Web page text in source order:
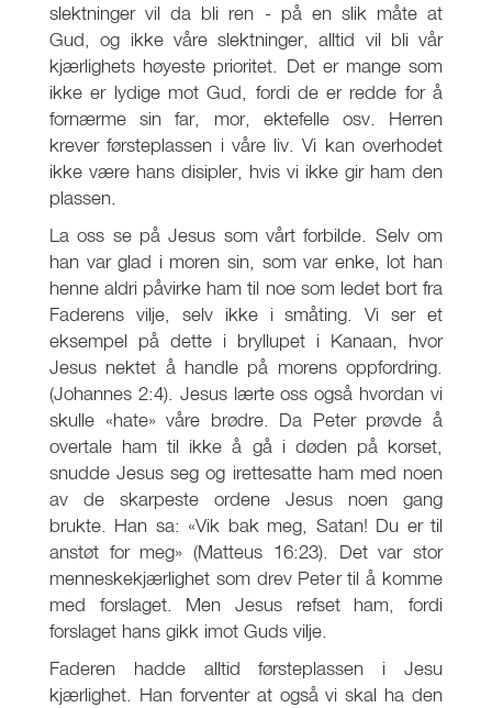
slektninger vil da bli ren - på en slik måte at
Gud, og ikke våre slektninger, alltid vil bli vår
kjærlighets høyeste prioritet. Det er mange som
ikke er lydige mot Gud, fordi de er redde for å
fornærme sin far, mor, ektefelle osv. Herren
krever førsteplassen i våre liv. Vi kan overhodet
ikke være hans disipler, hvis vi ikke gir ham den
plassen.
La oss se på Jesus som vårt forbilde. Selv om
han var glad i moren sin, som var enke, lot han
henne aldri påvirke ham til noe som ledet bort fra
Faderens vilje, selv ikke i småting. Vi ser et
eksempel på dette i bryllupet i Kanaan, hvor
Jesus nektet å handle på morens oppfordring.
(Johannes 2:4). Jesus lærte oss også hvordan vi
skulle «hate» våre brødre. Da Peter prøvde å
overtale ham til ikke å gå i døden på korset,
snudde Jesus seg og irettesatte ham med noen
av de skarpeste ordene Jesus noen gang
brukte. Han sa: «Vik bak meg, Satan! Du er til
anstøt for meg» (Matteus 16:23). Det var stor
menneskekjærlighet som drev Peter til å komme
med forslaget. Men Jesus refset ham, fordi
forslaget hans gikk imot Guds vilje.
Faderen hadde alltid førsteplassen i Jesu
kjærlighet. Han forventer at også vi skal ha den